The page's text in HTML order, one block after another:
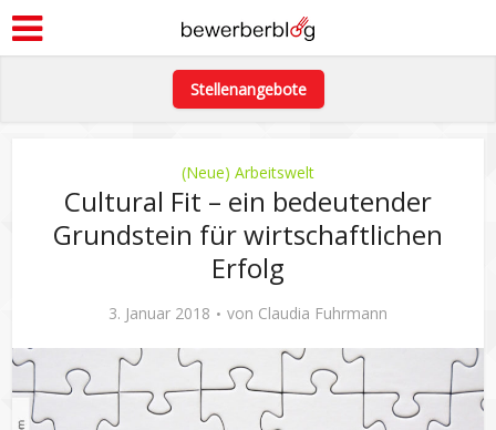
Stellenangebote
(Neue) Arbeitswelt
Cultural Fit – ein bedeutender
Grundstein für wirtschaftlichen
Erfolg
3. Januar 2018 von Claudia Fuhrmann